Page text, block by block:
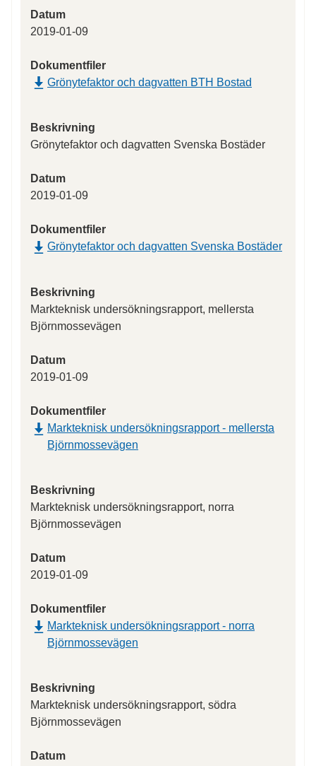
Datum
2019-01-09
Dokumentfiler
Grönytefaktor och dagvatten BTH Bostad
Beskrivning
Grönytefaktor och dagvatten Svenska Bostäder
Datum
2019-01-09
Dokumentfiler
Grönytefaktor och dagvatten Svenska Bostäder
Beskrivning
Markteknisk undersökningsrapport, mellersta
Björnmossevägen
Datum
2019-01-09
Dokumentfiler
Markteknisk undersökningsrapport - mellersta
Björnmossevägen
Beskrivning
Markteknisk undersökningsrapport, norra
Björnmossevägen
Datum
2019-01-09
Dokumentfiler
Markteknisk undersökningsrapport - norra
Björnmossevägen
Beskrivning
Markteknisk undersökningsrapport, södra
Björnmossevägen
Datum